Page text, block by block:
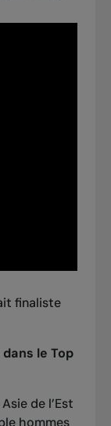
finaliste
le Top
de l’Est
hommes